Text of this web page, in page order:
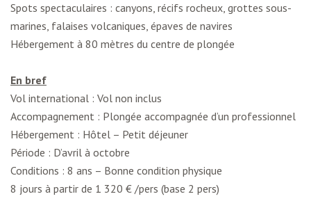
Spots spectaculaires : canyons, récifs rocheux, grottes sous-
marines, falaises volcaniques, épaves de navires
Hébergement à 80 mètres du centre de plongée
En bref
Vol international : Vol non inclus
Accompagnement : Plongée accompagnée d’un professionnel
Hébergement : Hôtel – Petit déjeuner
Période : D’avril à octobre
Conditions : 8 ans – Bonne condition physique
8 jours à partir de 1 320 € /pers (base 2 pers)